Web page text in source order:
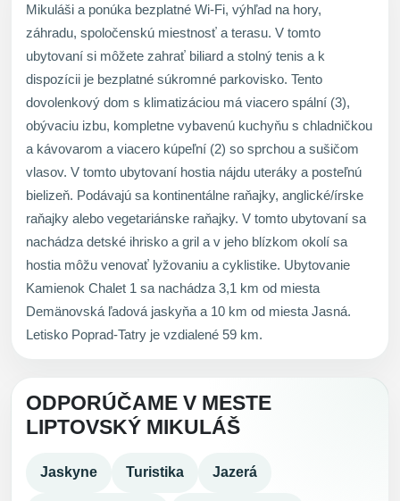
Mikuláši a ponúka bezplatné Wi-Fi, výhľad na hory,
záhradu, spoločenskú miestnosť a terasu. V tomto
ubytovaní si môžete zahrať biliard a stolný tenis a k
dispozícii je bezplatné súkromné parkovisko. Tento
dovolenkový dom s klimatizáciou má viacero spální (3),
obývaciu izbu, kompletne vybavenú kuchyňu s chladničkou
a kávovarom a viacero kúpeľní (2) so sprchou a sušičom
vlasov. V tomto ubytovaní hostia nájdu uteráky a posteľnú
bielizeň. Podávajú sa kontinentálne raňajky, anglické/írske
raňajky alebo vegetariánske raňajky. V tomto ubytovaní sa
nachádza detské ihrisko a gril a v jeho blízkom okolí sa
hostia môžu venovať lyžovaniu a cyklistike. Ubytovanie
Kamienok Chalet 1 sa nachádza 3,1 km od miesta
Demänovská ľadová jaskyňa a 10 km od miesta Jasná.
Letisko Poprad-Tatry je vzdialené 59 km.
ODPORÚČAME V MESTE
LIPTOVSKÝ MIKULÁŠ
Jaskyne Turistika Jazerá